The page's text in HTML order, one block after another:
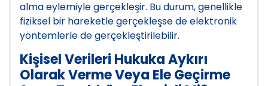
alma eylemiyle gerçekleşir. Bu durum, genellikle
fiziksel bir hareketle gerçekleşse de elektronik
yöntemlerle de gerçekleştirilebilir.
Kişisel Verileri Hukuka Aykırı
Olarak Verme Veya Ele Geçirme